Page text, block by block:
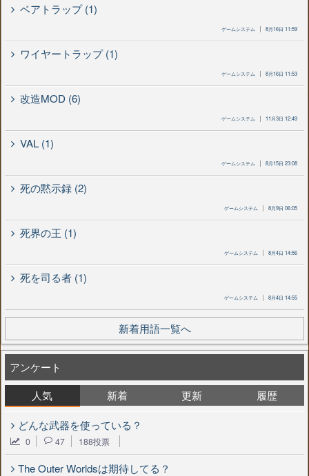
ベアトラップ (1)
ゲームシステム 8月16日 11:59
ワイヤートラップ (1)
ゲームシステム 8月16日 11:53
改造MOD (6)
ゲームシステム 11月3日 12:49
VAL (1)
ゲームシステム 8月15日 23:08
死の黙示録 (2)
ゲームシステム 8月9日 06:05
死界の王 (1)
ゲームシステム 8月4日 14:56
死を司る者 (1)
ゲームシステム 8月4日 14:55
新着用語一覧へ
アンケート
人気
新着 更新 履歴
どんな武器を使っている？
0 47 188投票
The Outer Worldsは期待してる？